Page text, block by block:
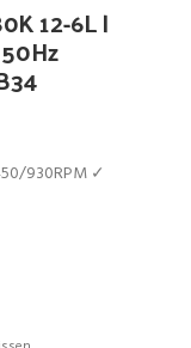
12-6L |
930RPM ✓